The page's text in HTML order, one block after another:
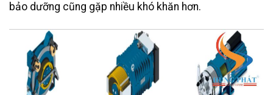
bảo dưỡng cũng gặp nhiều khó khăn hơn.